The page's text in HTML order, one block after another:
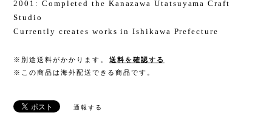
2001: Completed the Kanazawa Utatsuyama Craft
Studio
Currently creates works in Ishikawa Prefecture
※別途送料がかかります。
送料を確認する
※この商品は海外配送できる商品です。
通報する